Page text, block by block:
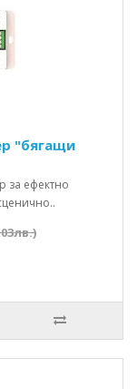
"бягащи
за ефектно